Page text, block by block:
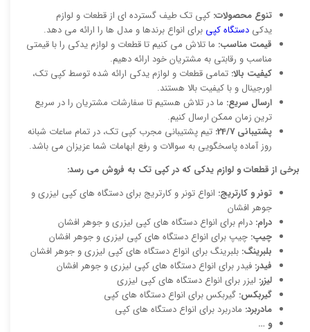
تنوع محصولات: کپی تک طیف گسترده ای از قطعات و لوازم
یدکی دستگاه کپی برای انواع برندها و مدل ها را ارائه می دهد.
قیمت مناسب: ما تلاش می کنیم تا قطعات و لوازم یدکی را با قیمتی
مناسب و رقابتی به مشتریان خود ارائه دهیم.
کیفیت بالا: تمامی قطعات و لوازم یدکی ارائه شده توسط کپی تک،
اورجینال و با کیفیت بالا هستند.
ارسال سریع: ما در تلاش هستیم تا سفارشات مشتریان را در سریع
ترین زمان ممکن ارسال کنیم.
پشتیبانی 24/7:
تیم پشتیبانی مجرب کپی تک، در تمام ساعات شبانه
روز آماده پاسخگویی به سوالات و رفع ابهامات شما عزیزان می باشد.
برخی از قطعات و لوازم یدکی که در کپی تک به فروش می رسد:
تونر و کارتریج: انواع تونر و کارتریج برای دستگاه های کپی لیزری و
جوهر افشان
درام: درام برای انواع دستگاه های کپی لیزری و جوهر افشان
چیپ: چیپ برای انواع دستگاه های کپی لیزری و جوهر افشان
بلبرینگ: بلبرینگ برای انواع دستگاه های کپی لیزری و جوهر افشان
فیدر: فیدر برای انواع دستگاه های کپی لیزری و جوهر افشان
لیزر: لیزر برای انواع دستگاه های کپی لیزری
گیربکس: گیربکس برای انواع دستگاه های کپی
مادربرد: مادربرد برای انواع دستگاه های کپی
و …